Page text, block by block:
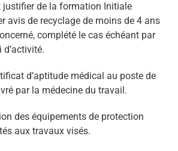
justifier de la formation Initiale
avis de recyclage de moins de 4 ans
complété le cas échéant par
d’aptitude médical au poste de
par la médecine du travail.
des équipements de protection
aux travaux visés.